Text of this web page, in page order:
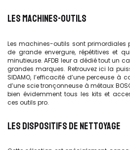
LES MACHINES-OUTILS
Les machines-outils sont primordiales
de grande envergure, répétitives et
minutieuse. AFDB leur a dédié tout un
grandes marques. Retrouvez ici la
SIDAMO, l’efficacité d’une perceuse à
d’une scie tronçonneuse à métaux
bien évidemment tous les kits et
ces outils pro.
LES DISPOSITIFS DE NETTOYAGE